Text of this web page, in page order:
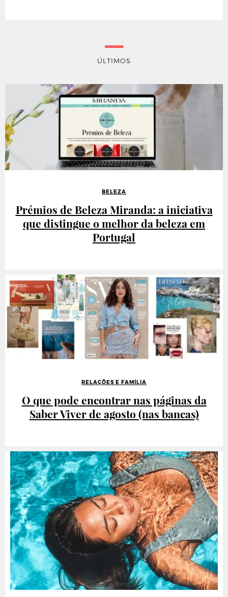
ÚLTIMOS
BELEZA
Prémios de Beleza Miranda: a iniciativa
que distingue o melhor da beleza em
Portugal
RELAÇÕES E FAMÍLIA
O que pode encontrar nas páginas da
Saber Viver de agosto (nas bancas)